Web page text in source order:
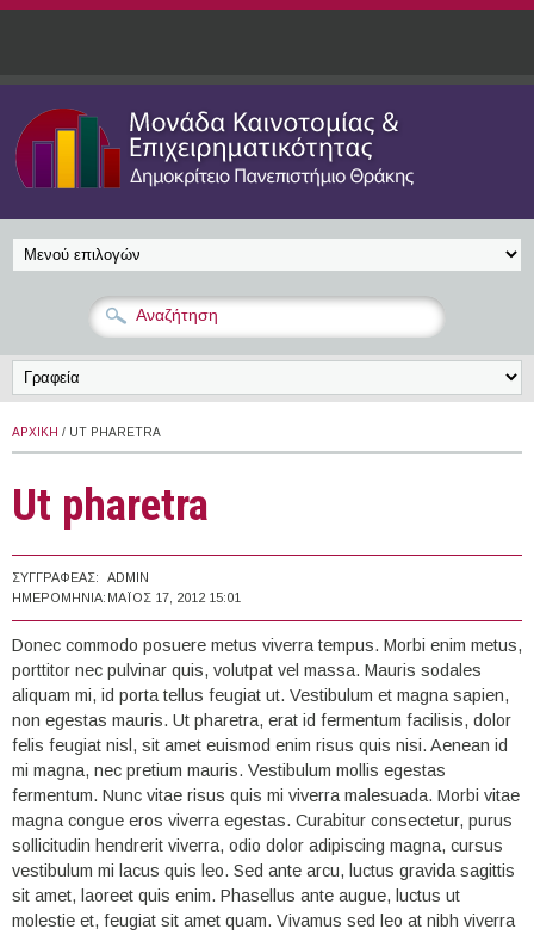
Παράκαμψη προς το κυρίως περιεχόμενο
ΑΡΧΙΚΉ / UT PHARETRA
Ut pharetra
ΣΥΓΓΡΑΦΈΑΣ:
ADMIN
ΗΜΕΡΟΜΗΝΊΑ: ΜΆΙΟΣ 17, 2012 15:01
Donec commodo posuere metus viverra tempus. Morbi enim metus,
porttitor nec pulvinar quis, volutpat vel massa. Mauris sodales
aliquam mi, id porta tellus feugiat ut. Vestibulum et magna sapien,
non egestas mauris. Ut pharetra, erat id fermentum facilisis, dolor
felis feugiat nisl, sit amet euismod enim risus quis nisi. Aenean id
mi magna, nec pretium mauris. Vestibulum mollis egestas
fermentum. Nunc vitae risus quis mi viverra malesuada. Morbi vitae
magna congue eros viverra egestas. Curabitur consectetur, purus
sollicitudin hendrerit viverra, odio dolor adipiscing magna, cursus
vestibulum mi lacus quis leo. Sed ante arcu, luctus gravida sagittis
sit amet, laoreet quis enim. Phasellus ante augue, luctus ut
molestie et, feugiat sit amet quam. Vivamus sed leo at nibh viverra